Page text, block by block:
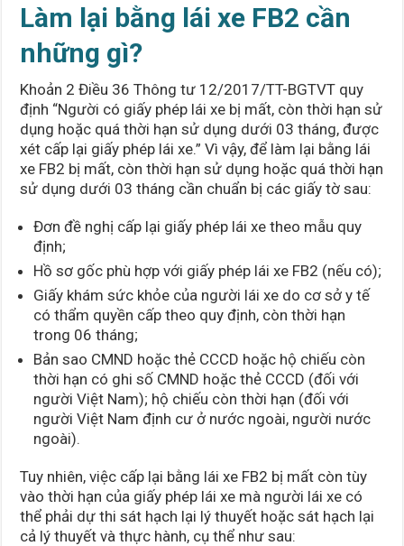
Làm lại bằng lái xe FB2 cần
những gì?
Khoản 2 Điều 36 Thông tư 12/2017/TT-BGTVT quy
định “Người có giấy phép lái xe bị mất, còn thời hạn sử
dụng hoặc quá thời hạn sử dụng dưới 03 tháng, được
xét cấp lại giấy phép lái xe.” Vì vậy, để làm lại bằng lái
xe FB2 bị mất, còn thời hạn sử dụng hoặc quá thời hạn
sử dụng dưới 03 tháng cần chuẩn bị các giấy tờ sau:
Đơn đề nghị cấp lại giấy phép lái xe theo mẫu quy
định;
Hồ sơ gốc phù hợp với giấy phép lái xe FB2 (nếu có);
Giấy khám sức khỏe của người lái xe do cơ sở y tế
có thẩm quyền cấp theo quy định, còn thời hạn
trong 06 tháng;
Bản sao CMND hoặc thẻ CCCD hoặc hộ chiếu còn
thời hạn có ghi số CMND hoặc thẻ CCCD (đối với
người Việt Nam); hộ chiếu còn thời hạn (đối với
người Việt Nam định cư ở nước ngoài, người nước
ngoài).
Tuy nhiên, việc cấp lại bằng lái xe FB2 bị mất còn tùy
vào thời hạn của giấy phép lái xe mà người lái xe có
thể phải dự thi sát hạch lại lý thuyết hoặc sát hạch lại
cả lý thuyết và thực hành, cụ thể như sau: